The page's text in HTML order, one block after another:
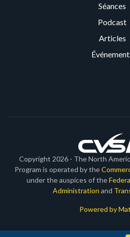
Séances
Podcast
Articles
Copyright 2026 - The North
Program is operated by the
under the auspices of the
Administration and
Powered by